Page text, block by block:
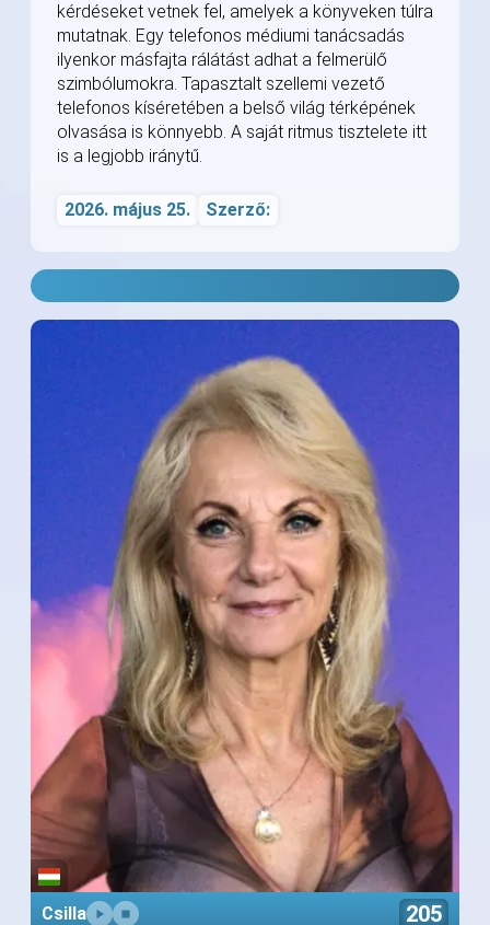
kérdéseket vetnek fel, amelyek a könyveken túlra
mutatnak. Egy telefonos médiumi tanácsadás
ilyenkor másfajta rálátást adhat a felmerülő
szimbólumokra. Tapasztalt szellemi vezető
telefonos kíséretében a belső világ térképének
olvasása is könnyebb. A saját ritmus tisztelete itt
is a legjobb iránytű.
2026. május 25. Szerző:
Csilla 205